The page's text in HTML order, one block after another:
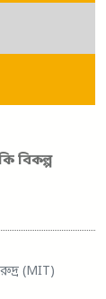
বিকল্প
(MIT)